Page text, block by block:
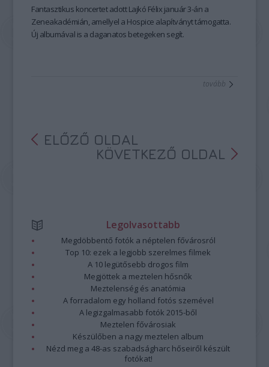
Fantasztikus koncertetadottLajkó Félix január 3-án a
Zeneakadémián, amellyel a Hospice alapítványttámogatta.
Új albumával is a daganatos betegeken segít.
tovább
ELŐZŐ OLDAL
KÖVETKEZŐ OLDAL
Legolvasottabb
Megdöbbentő fotók a néptelen fővárosról
Top 10: ezek a legjobb szerelmes filmek
A 10 legütősebb drogos film
Megjöttek a meztelen hősnők
Meztelenség és anatómia
A forradalom egy holland fotós szemével
A legizgalmasabb fotók 2015-ből
Meztelen fővárosiak
Készülőben a nagy meztelen album
Nézd meg a 48-as szabadságharc hőseiről készült
fotókat!